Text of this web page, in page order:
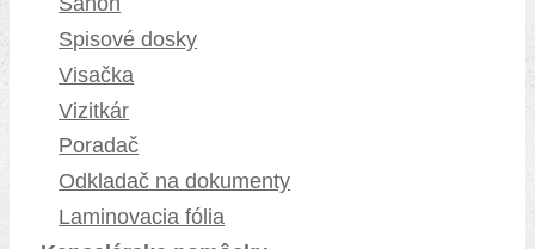
Spisové dosky
Visačka
Vizitkár
Poradač
Odkladač na dokumenty
Laminovacia fólia